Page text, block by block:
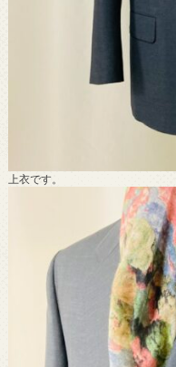
上衣です。